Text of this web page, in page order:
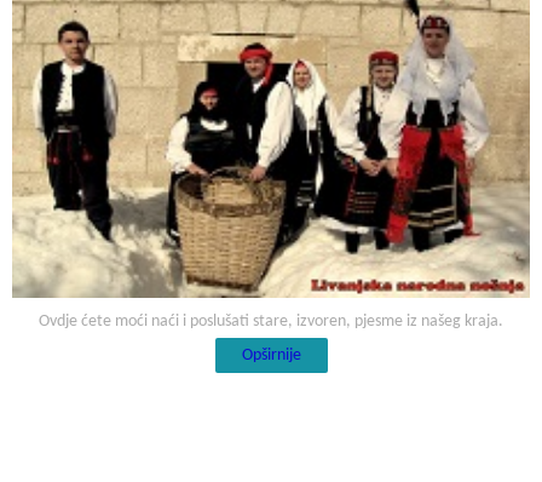
Ovdje ćete moći naći i poslušati stare, izvoren, pjesme iz našeg kraja.
Opširnije